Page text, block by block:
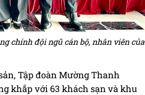
chính đội ngũ cán bộ, nhân viên của
Tập đoàn Mường Thanh
khắp với 63 khách sạn và khu